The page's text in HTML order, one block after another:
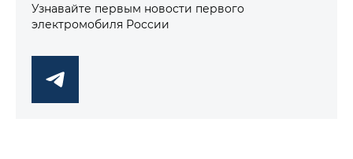
Узнавайте первым новости первого
электромобиля России